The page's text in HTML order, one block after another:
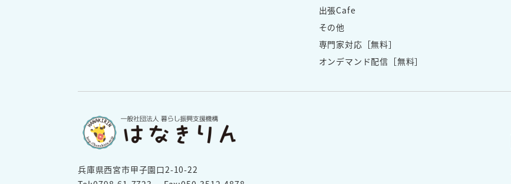
出張Cafe
その他
専門家対応［無料］
オンデマンド配信［無料］
兵庫県西宮市甲子園口2-10-22